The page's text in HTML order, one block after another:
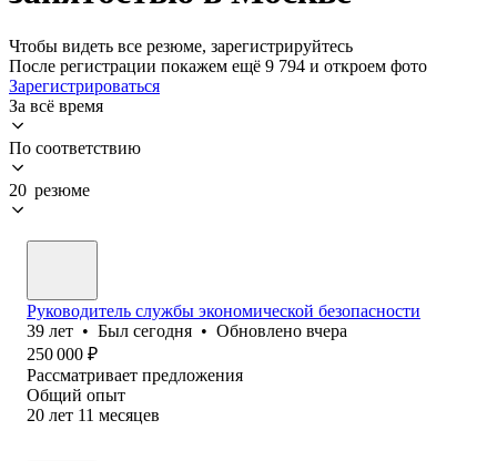
Чтобы видеть все резюме, зарегистрируйтесь
После регистрации покажем ещё 9 794 и откроем фото
Зарегистрироваться
За всё время
По соответствию
20 резюме
Руководитель службы экономической безопасности
39 лет • Был сегодня • Обновлено вчера
250 000 ₽
Рассматривает предложения
Общий опыт
20 лет 11 месяцев